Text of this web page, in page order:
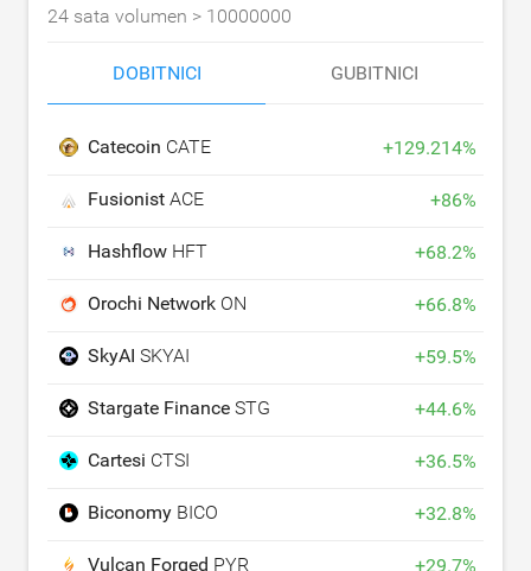
24 sata volumen > 10000000
DOBITNICI GUBITNICI
Catecoin CATE +129.214%
Fusionist ACE +86%
Hashflow HFT +68.2%
Orochi Network ON +66.8%
SkyAI SKYAI +59.5%
Stargate Finance STG +44.6%
Cartesi CTSI +36.5%
Biconomy BICO +32.8%
Vulcan Forged PYR +29.7%